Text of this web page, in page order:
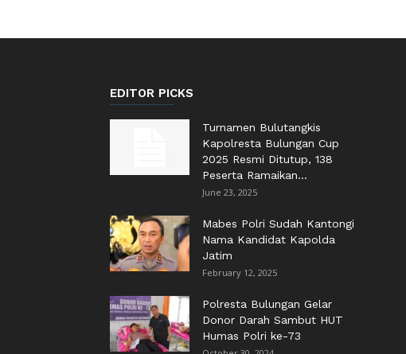
EDITOR PICKS
Turnamen Bulutangkis
Kapolresta Bulungan Cup
2025 Resmi Ditutup, 138
Peserta Ramaikan...
June 23, 2025
Mabes Polri Sudah Kantongi
Nama Kandidat Kapolda
Jatim
February 12, 2025
Polresta Bulungan Gelar
Donor Darah Sambut HUT
Humas Polri ke-73